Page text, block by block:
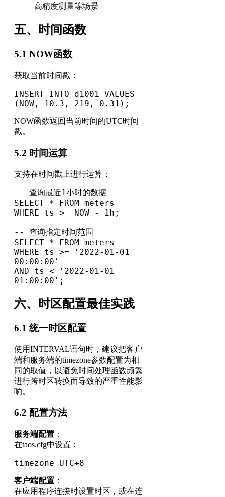
高精度测量等场景
五、时间函数
5.1 NOW函数
获取当前时间戳：
INSERT INTO d1001 VALUES
(NOW, 10.3, 219, 0.31);
NOW函数返回当前时间的UTC时间
戳。
5.2 时间运算
支持在时间戳上进行运算：
-- 查询最近1小时的数据
SELECT * FROM meters
WHERE ts >= NOW - 1h;
-- 查询指定时间范围
SELECT * FROM meters
WHERE ts >= '2022-01-01
00:00:00'
AND ts < '2022-01-01
01:00:00';
六、时区配置最佳实践
6.1 统一时区配置
使用INTERVAL语句时，建议把客户
端和服务端的timezone参数配置为相
同的取值，以避免时间处理函数频繁
进行跨时区转换而导致的严重性能影
响。
6.2 配置方法
服务端配置 ：
在taos.cfg中设置：
timezone UTC+8
客户端配置 ：
在应用程序连接时设置时区，或在连